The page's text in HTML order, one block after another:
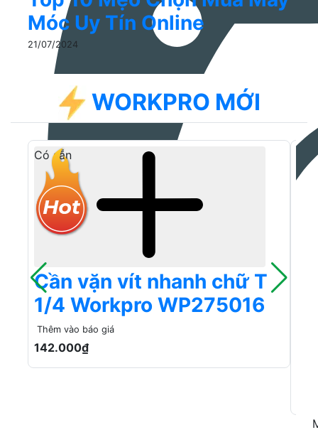
Móc Uy Tín Online
21/07/2024
WORKPRO MỚI
Có sẵn
Cần vặn vít nhanh chữ T
1/4 Workpro WP275016
Thêm vào báo giá
142.000₫